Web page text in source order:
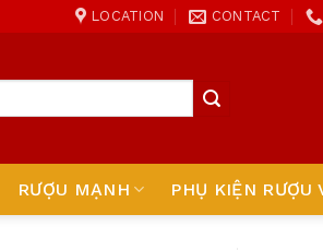
LOCATION CONTACT
RƯỢU MẠNH PHỤ KIỆN RƯỢU